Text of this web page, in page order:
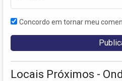
Concordo em tornar meu
Locais Próximos -